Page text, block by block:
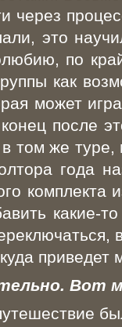
через
это
по
как
может
после
том же туре,
года
комплекта
какие-
приведет
Вот